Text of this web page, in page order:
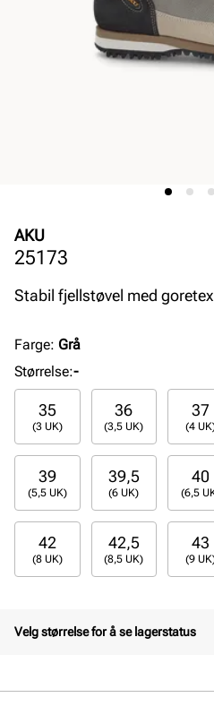
AKU
25173
Stabil fjellstøvel med
Farge: Grå
Størrelse:-
35
(3 UK)
36
(3,5 UK)
37
(4
39
(5,5 UK)
39,5
(6 UK)
40
(6,5
42
(8 UK)
42,5
(8,5 UK)
43
(9
Velg størrelse for å se lagerstatus